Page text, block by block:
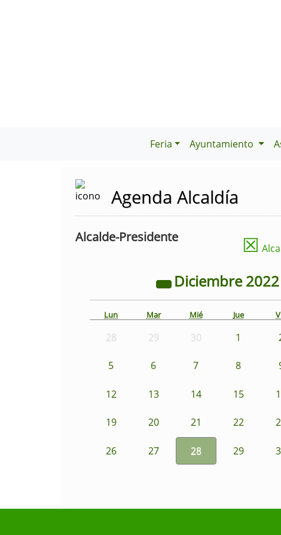
Feria Ayuntamiento
Agenda Alcaldía
Alcalde-Presidente ☒
Diciembre2022
Lun Mar Mié Jue
28 29 30 1
5 6 7 8
12 13 14 15
19 20 21 22
26 27 28 29